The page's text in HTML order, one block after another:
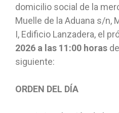
domicilio social de la
Muelle de la Aduana s/n,
I, Edificio Lanzadera, el
2026 a las 11:00 horas
siguiente:
ORDEN DEL DÍA